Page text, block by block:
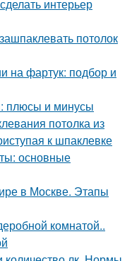
интерьер
потолок
на фартук: подбор и
плюсы и минусы
потолка из
к шпаклевке
основные
в Москве. Этапы
комнатой..